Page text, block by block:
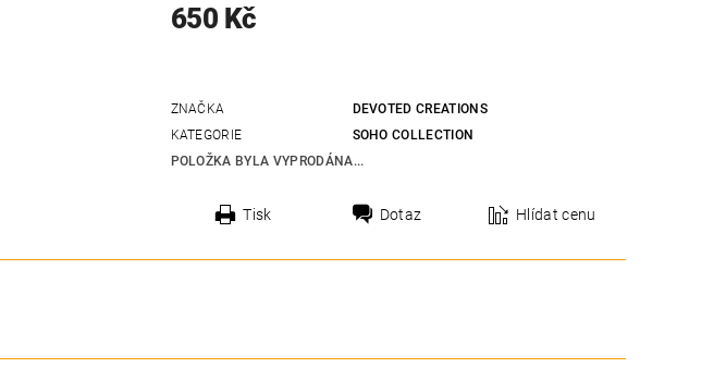
650 Kč
ZNAČKA
DEVOTED CREATIONS
KATEGORIE
SOHO COLLECTION
POLOŽKA BYLA VYPRODÁNA...
Tisk Dotaz Hlídat cenu